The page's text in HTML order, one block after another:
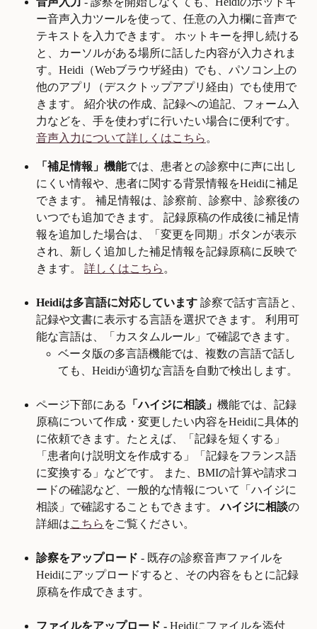
ー音声入力ツールを使って、任意の入力欄に音声で
テキストを入力できます。 ホットキーを押し続ける
と、カーソルがある場所に話した内容が入力されま
す。Heidi（Webブラウザ経由）でも、パソコン上の
他のアプリ（デスクトップアプリ経由）でも使用で
きます。 紹介状の作成、記録への追記、フォーム入
力などを、手を使わずに行いたい場合に便利です。
音声入力について詳しくはこちら 。
「補足情報」機能では、患者との診察中に声に出し
にくい情報や、患者に関する背景情報をHeidiに補足
できます。 補足情報は、診察前、診察中、診察後の
いつでも追加できます。 記録原稿の作成後に補足情
報を追加した場合は、「変更を同期」ボタンが表示
され、新しく追加した補足情報を記録原稿に反映で
きます。 詳しくはこちら 。
Heidiは多言語に対応しています 診察で話す言語と、
記録や文書に表示する言語を選択できます。 利用可
能な言語は、「カスタムルール」で確認できます。
ベータ版の多言語機能では、複数の言語で話し
ても、Heidiが適切な言語を自動で検出します。
ページ下部にある 「ハイジに相談」 機能では、記録
原稿について作成・変更したい内容をHeidiに具体的
に依頼できます。たとえば、「記録を短くする」
「患者向け説明文を作成する」「記録をフランス語
に変換する」などです。 また、BMIの計算や請求コ
ードの確認など、一般的な情報について「ハイジに
相談」で確認することもできます。 ハイジに相談の
詳細はこちら をご覧ください。
診察をアップロード - 既存の診察音声ファイルを
Heidiにアップロードすると、その内容をもとに記録
原稿を作成できます。
ファイルをアップロード - Heidiにファイルを添付